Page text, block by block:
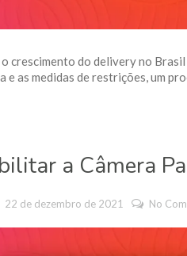
o crescimento do delivery no
e as medidas de restrições, um
a Câmera
22 de dezembro de 2021 No